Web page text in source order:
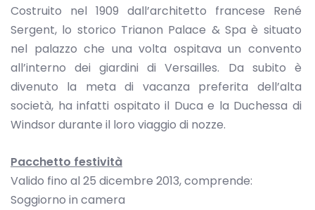
Costruito nel 1909 dall’architetto francese René
Sergent, lo storico Trianon Palace & Spa è situato
nel palazzo che una volta ospitava un convento
all’interno dei giardini di Versailles. Da subito è
divenuto la meta di vacanza preferita dell’alta
società, ha infatti ospitato il Duca e la Duchessa di
Windsor durante il loro viaggio di nozze.
Pacchetto festività
Valido fino al 25 dicembre 2013, comprende:
Soggiorno in camera